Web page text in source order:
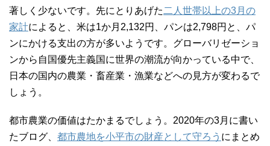
著しく少ないです。先にとりあげた 二人世帯以上の3月の
家計によると、米は1か月2,132円、パンは2,798円と、パ
ンにかける支出の方が多いようです。グローバリゼーショ
ンから自国優先主義国に世界の潮流が向かっている中で、
日本の国内の農業・畜産業・漁業などへの見方が変わるで
しょう。
都市農業の価値はたかまるでしょう。2020年の3月に書い
たブログ、 都市農地を小平市の財産として守ろう にまとめ